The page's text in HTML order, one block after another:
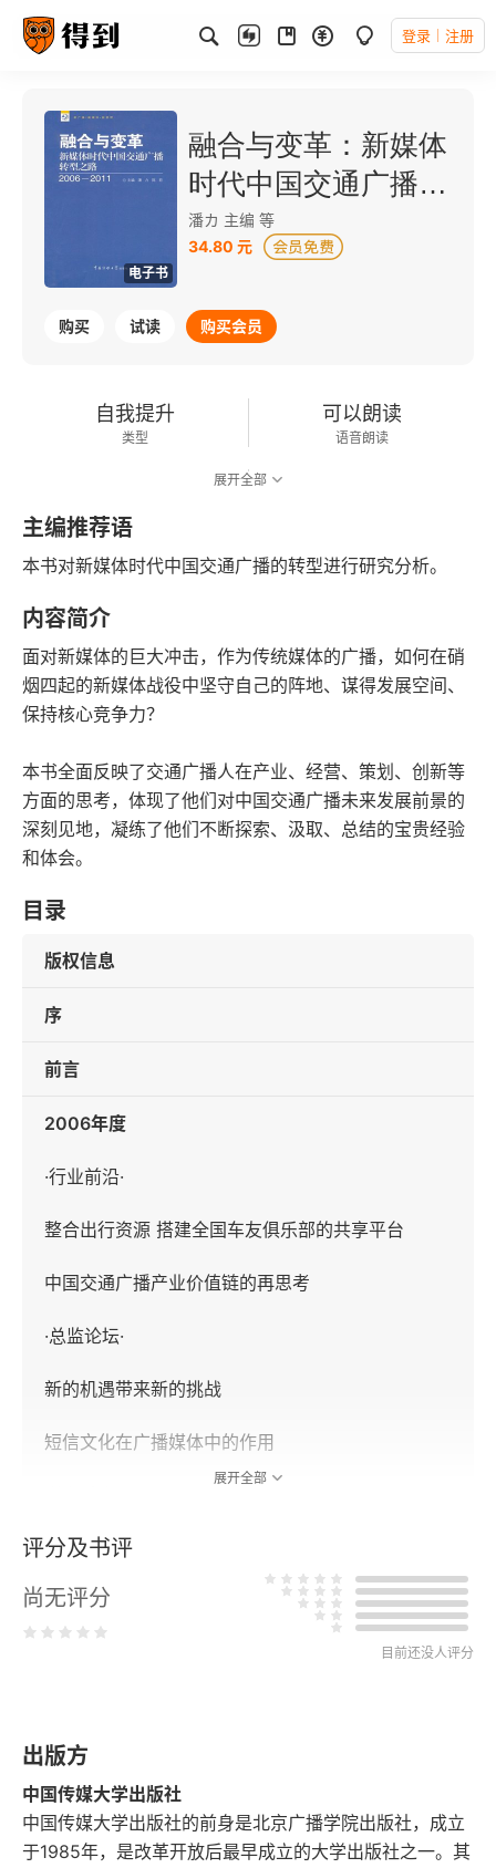
登录 注册
电子书
融合与变革：新媒体
时代中国交通广播转
型之路（2006-
2011）
潘カ 主编 等
34.80 元
购买 试读 购买会员
自我提升
类型
可以朗读
语音朗读
展开全部
主编推荐语
本书对新媒体时代中国交通广播的转型进行研究分析。
内容简介
面对新媒体的巨大冲击，作为传统媒体的广播，如何在硝
烟四起的新媒体战役中坚守自己的阵地、谋得发展空间、
保持核心竞争力？
本书全面反映了交通广播人在产业、经营、策划、创新等
方面的思考，体现了他们对中国交通广播未来发展前景的
深刻见地，凝练了他们不断探索、汲取、总结的宝贵经验
和体会。
目录
版权信息
序
前言
2006年度
·行业前沿·
整合出行资源 搭建全国车友俱乐部的共享平台
中国交通广播产业价值链的再思考
·总监论坛·
新的机遇带来新的挑战
短信文化在广播媒体中的作用
谋突变之策 划影响之计 ——从组织报道“沁源11·14
回眸环塔拉力赛 ——2006年全国交通广播环塔采访
中国交通广播的跨地域之路 ——从“中部崛起河南行
——全国交通广播大型联合采访活动”想到的
·年会特辑·
展开全部
评分及书评
尚无评分
目前还没人评分
出版方
中国传媒大学出版社
中国传媒大学出版社的前身是北京广播学院出版社，成立
于1985年，是改革开放后最早成立的大学出版社之一。其